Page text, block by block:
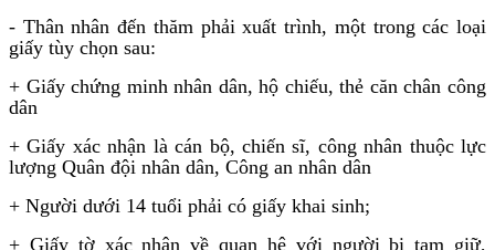
- Thân nhân đến thăm phải xuất trình, một trong các loại
giấy tùy chọn sau:
+ Giấy chứng minh nhân dân, hộ chiếu, thẻ căn chân công
dân
+ Giấy xác nhận là cán bộ, chiến sĩ, công nhân thuộc lực
lượng Quân đội nhân dân, Công an nhân dân
+ Người dưới 14 tuổi phải có giấy khai sinh;
+ Giấy tờ xác nhận về quan hệ với người bị tạm giữ,